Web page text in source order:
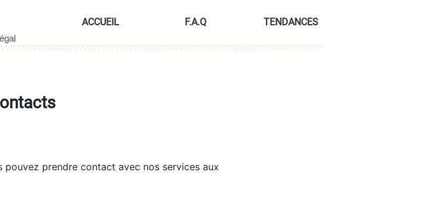
ACCUEIL F.A.Q TENDANCES
prendre contact avec nos services aux